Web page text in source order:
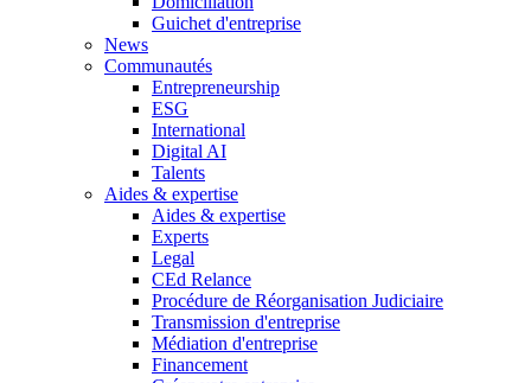
Guichet d'entreprise
News
Communautés
Entrepreneurship
ESG
International
Digital AI
Talents
Aides & expertise
Aides & expertise
Experts
Legal
CEd Relance
Procédure de Réorganisation Judiciaire
Transmission d'entreprise
Médiation d'entreprise
Financement